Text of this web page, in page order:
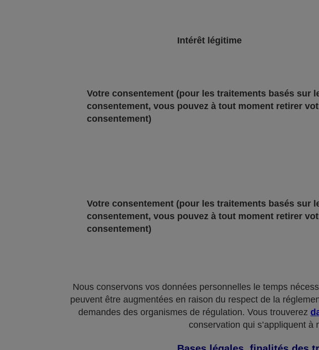
Intérêt légitime
Votre consentement (pour les traitements basés sur
consentement, vous pouvez à tout moment retirer
consentement)
Votre consentement (pour les traitements basés sur
consentement, vous pouvez à tout moment retirer
consentement)
Nous conservons vos données personnelles le temps
peuvent être augmentées en raison du respect de la
demandes des organismes de régulation. Vous trouverez
conservation qui s’appliquent